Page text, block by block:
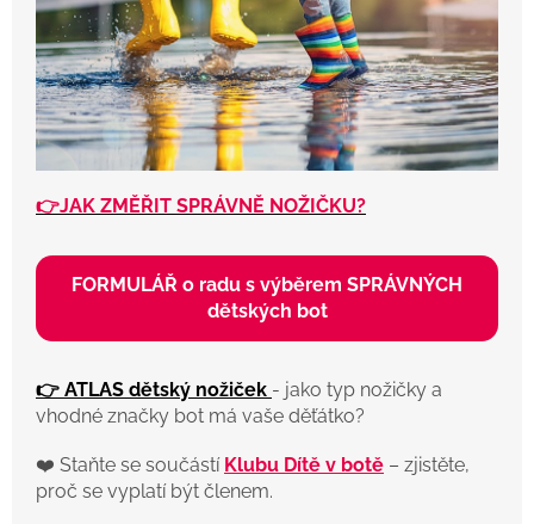
👉JAK ZMĚŘIT SPRÁVNĚ NOŽIČKU?
FORMULÁŘ o radu s výběrem SPRÁVNÝCH
dětských bot
👉 ATLAS dětský nožiček - jako typ nožičky a
vhodné značky bot má vaše děťátko?
❤️ Staňte se součástí Klubu Dítě v botě – zjistěte,
proč se vyplatí být členem.